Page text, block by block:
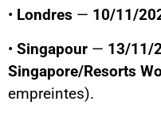
• Londres — 10/11/
• Singapour — 13/11/
Singapore/Resorts
empreintes).